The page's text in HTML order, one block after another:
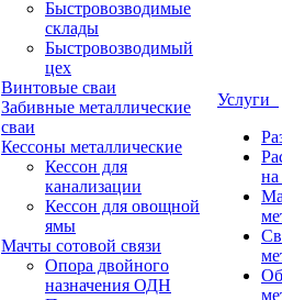
Быстровозводимые
склады
Быстровозводимый
цех
Винтовые сваи
Забивные металлические
сваи
Кессоны металлические
Кессон для
канализации
Кессон для овощной
ямы
Мачты сотовой связи
Опора двойного
назначения ОДН
Услуги